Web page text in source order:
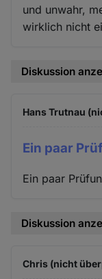
und unwahr,
wirklich nicht
Diskussion
Hans Trutnau
Ein paar
Ein paar
Diskussion
Chris (nicht